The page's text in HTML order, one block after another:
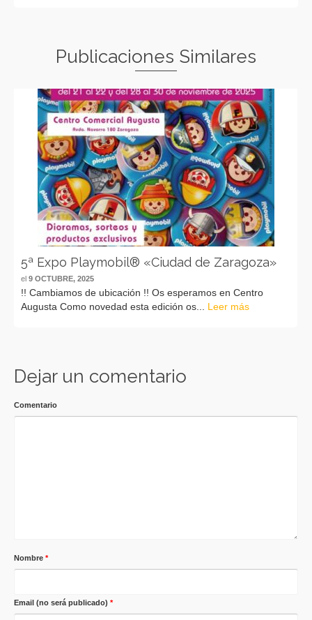
Publicaciones Similares
5ª Expo Playmobil® «Ciudad de Zaragoza»
el 9 OCTUBRE, 2025
!! Cambiamos de ubicación !! Os esperamos en Centro
Augusta Como novedad esta edición os... Leer más
Dejar un comentario
Comentario
Nombre *
Email (no será publicado) *